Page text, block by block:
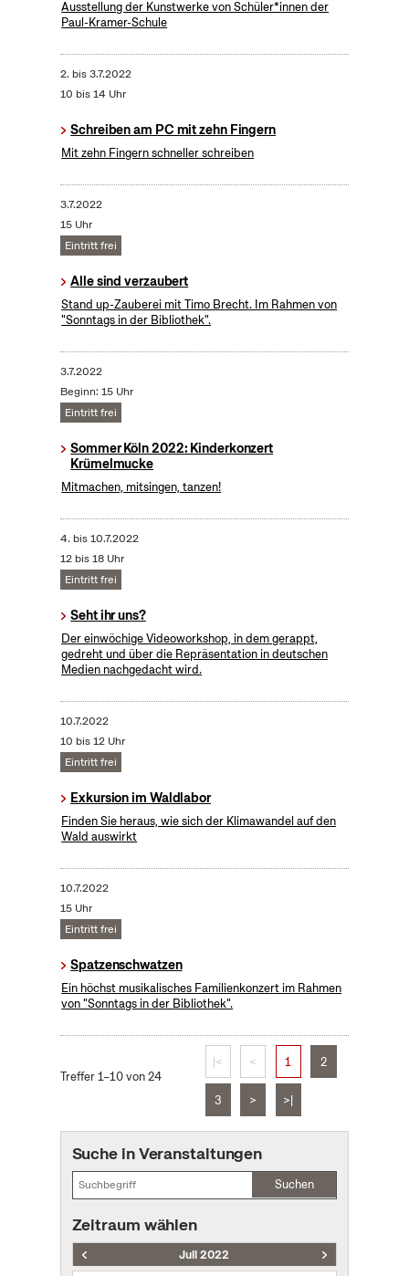
Ausstellung der Kunstwerke von Schüler*innen der
Paul-Kramer-Schule
2. bis3.7.2022
10 bis 14 Uhr
Schreiben am PC mit zehn Fingern
Mit zehn Fingern schneller schreiben
3.7.2022
15 Uhr
Eintritt frei
Alle sind verzaubert
Stand up-Zauberei mit Timo Brecht. Im Rahmen von
"Sonntags in der Bibliothek".
3.7.2022
Beginn: 15 Uhr
Eintritt frei
Sommer Köln 2022: Kinderkonzert
Krümelmucke
Mitmachen, mitsingen, tanzen!
4. bis10.7.2022
12 bis 18 Uhr
Eintritt frei
Seht ihr uns?
Der einwöchige Videoworkshop, in dem gerappt,
gedreht und über die Repräsentation in deutschen
Medien nachgedacht wird.
10.7.2022
10 bis 12 Uhr
Eintritt frei
Exkursion im Waldlabor
Finden Sie heraus, wie sich der Klimawandel auf den
Wald auswirkt
10.7.2022
15 Uhr
Eintritt frei
Spatzenschwatzen
Ein höchst musikalisches Familienkonzert im Rahmen
von "Sonntags in der Bibliothek".
Treffer 1–10 von 24
|< < 1 2
3 > >|
Suche in Veranstaltungen
Suchen
Zeitraum wählen
Juli 2022